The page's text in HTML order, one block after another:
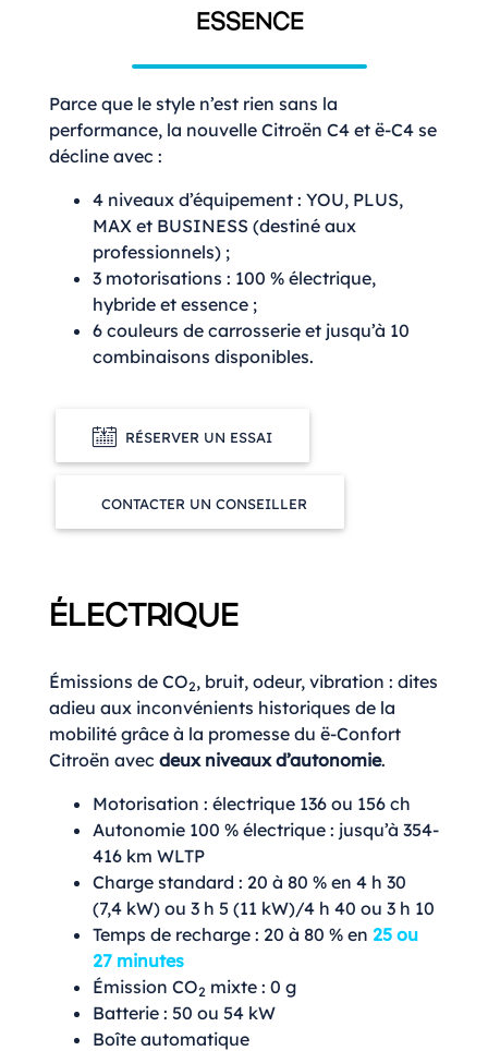
ESSENCE
Parce que le style n’est rien sans la
performance, la nouvelle Citroën C4 et ë-C4 se
décline avec :
4 niveaux d’équipement : YOU, PLUS,
MAX et BUSINESS (destiné aux
professionnels) ;
3 motorisations : 100 % électrique,
hybride et essence ;
6 couleurs de carrosserie et jusqu’à 10
combinaisons disponibles.
RÉSERVER UN ESSAI
CONTACTER UN CONSEILLER
ÉLECTRIQUE
Émissions de CO2, bruit, odeur, vibration : dites
adieu aux inconvénients historiques de la
mobilité grâce à la promesse du ë-Confort
Citroën avec deux niveaux d’autonomie.
Motorisation : électrique 136 ou 156 ch
Autonomie 100 % électrique : jusqu’à 354-
416 km WLTP
Charge standard : 20 à 80 % en 4 h 30
(7,4 kW) ou 3 h 5 (11 kW)/4 h 40 ou 3 h 10
Temps de recharge : 20 à 80 % en 25 ou
27 minutes
Émission CO2 mixte : 0 g
Batterie : 50 ou 54 kW
Boîte automatique